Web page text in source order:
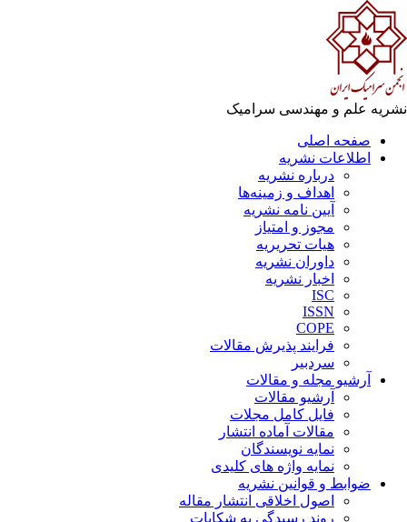
علم و مهندسی سرامیک
صفحه اصلی
اطلاعات نشریه
درباره نشریه
اهداف و زمینه‌ها
آیین نامه نشریه
مجوز و امتیاز
هیات تحریریه
داوران نشریه
اخبار نشریه
ISC
ISSN
COPE
فرایند پذیرش مقالات
سردبیر
آرشیو مجله و مقالات
آرشیو مقالات
فایل کامل مجلات
مقالات آماده انتشار
نمایه نویسندگان
نمایه واژه های کلیدی
ضوابط و قوانین نشریه
اصول اخلاقی انتشار مقاله
روند رسیدگی به شکایات